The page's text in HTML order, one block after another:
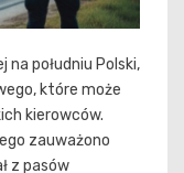
na południu Polski,
które może
kierowców.
zauważono
z pasów